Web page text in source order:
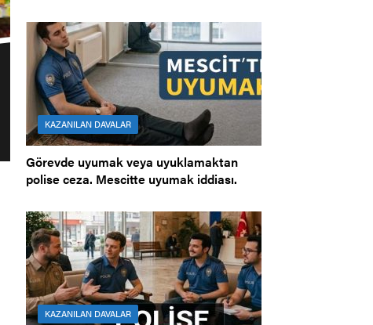
KAZANILAN DAVALAR
Görevde uyumak veya uyuklamaktan
polise ceza. Mescitte uyumak iddiası.
KAZANILAN DAVALAR